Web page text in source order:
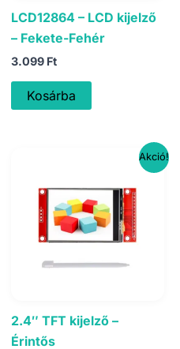
LCD12864 – LCD kijelző
– Fekete-Fehér
3.099 Ft
Kosárba
Akció!
2.4″ TFT kijelző –
Érintős